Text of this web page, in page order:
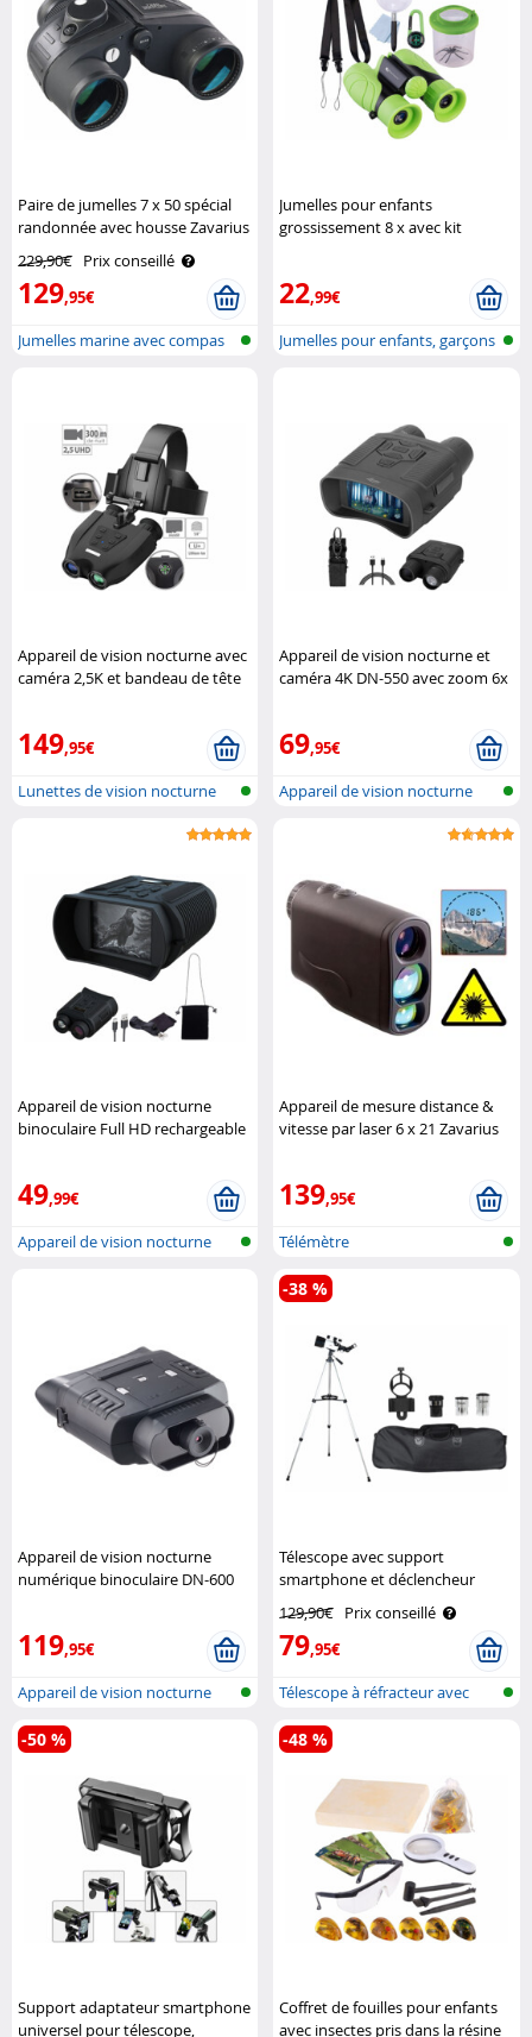
Paire de jumelles 7 x 50 spécial
randonnée avec housse Zavarius
229,90€ Prix conseillé
129,95€
Jumelles marine avec compas
Jumelles pour enfants
grossissement 8 x avec kit
22,99€
Jumelles pour enfants, garçons
Appareil de vision nocturne avec
caméra 2,5K et bandeau de tête
149,95€
Lunettes de vision nocturne
Appareil de vision nocturne et
caméra 4K DN-550 avec zoom 6x
69,95€
Appareil de vision nocturne
Appareil de vision nocturne
binoculaire Full HD rechargeable
49,99€
Appareil de vision nocturne
Appareil de mesure distance &
vitesse par laser 6 x 21 Zavarius
139,95€
Télémètre
Appareil de vision nocturne
numérique binoculaire DN-600
119,95€
Appareil de vision nocturne
numériq..
Télescope avec support
smartphone et déclencheur
129,90€ Prix conseillé
79,95€
-38 %
Télescope à réfracteur avec
support..
Support adaptateur smartphone
universel pour télescope,
-50 %
Coffret de fouilles pour enfants
avec insectes pris dans la résine
-48 %